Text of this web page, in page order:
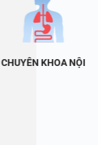
CHUYÊN KHOA NỘI